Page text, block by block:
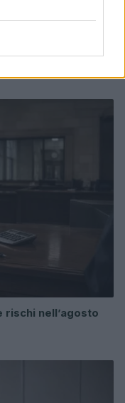
rischi nell’agosto